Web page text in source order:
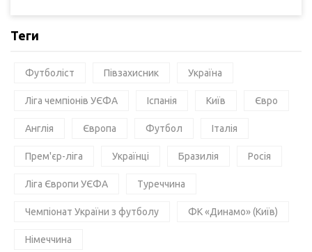
Теги
Футболіст Півзахисник Україна
Ліга чемпіонів УЄФА Іспанія Київ Євро
Англія Європа Футбол Італія
Прем'єр-ліга Українці Бразилія Росія
Ліга Європи УЄФА Туреччина
Чемпіонат України з футболу ФК «Динамо» (Київ)
Німеччина